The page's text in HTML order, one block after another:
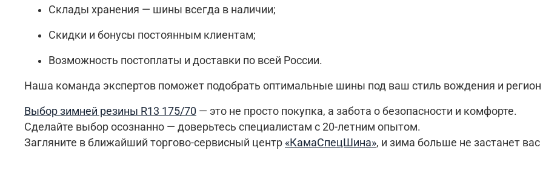
Склады хранения — шины всегда в наличии;
Скидки и бонусы постоянным клиентам;
Возможность постоплаты и доставки по всей России.
Наша команда экспертов поможет подобрать оптимальные шины под ваш стиль вождения и регион
Выбор зимней резины R13 175/70 — это не просто покупка, а забота о безопасности и комфорте.
Сделайте выбор осознанно — доверьтесь специалистам с 20-летним опытом.
Загляните в ближайший торгово-сервисный центр «КамаСпецШина», и зима больше не застанет вас